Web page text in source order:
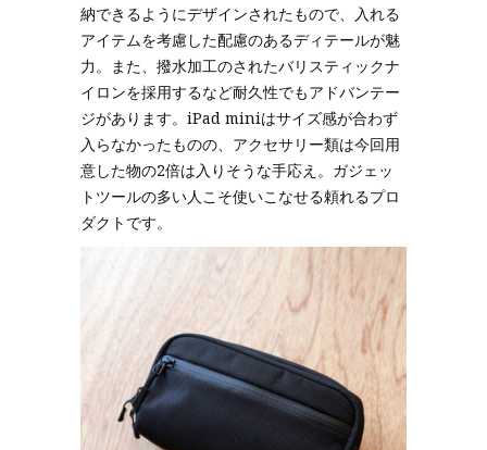
納できるようにデザインされたもので、入れる
アイテムを考慮した配慮のあるディテールが魅
力。また、撥水加工のされたバリスティックナ
イロンを採用するなど耐久性でもアドバンテー
ジがあります。iPad miniはサイズ感が合わず
入らなかったものの、アクセサリー類は今回用
意した物の2倍は入りそうな手応え。ガジェッ
トツールの多い人こそ使いこなせる頼れるプロ
ダクトです。